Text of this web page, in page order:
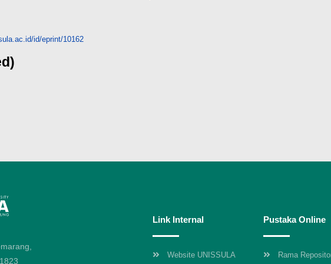
id/eprint/10162
Link Internal
Website UNISSULA
Pustaka Online
Rama